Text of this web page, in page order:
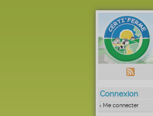
Connexion
Me connecter